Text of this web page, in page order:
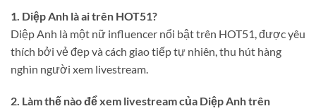
1. Diệp Anh là ai trên HOT51?
Diệp Anh là một nữ influencer nổi bật trên HOT51, được yêu
thích bởi vẻ đẹp và cách giao tiếp tự nhiên, thu hút hàng
nghìn người xem livestream.
2. Làm thế nào để xem livestream của Diệp Anh trên